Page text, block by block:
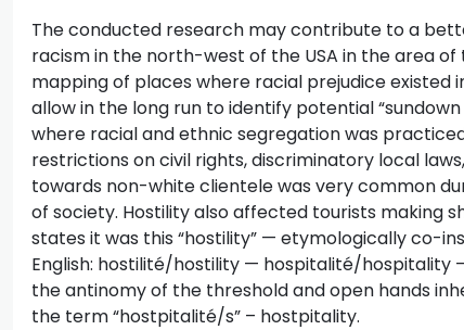
The conducted research may contribute to a
racism in the north-west of the USA in the area
mapping of places where racial prejudice existed
allow in the long run to identify potential
where racial and ethnic segregation was
restrictions on civil rights, discriminatory local
towards non-white clientele was very common
of society. Hostility also affected tourists making
states it was this “hostility” — etymologically co-
English: hostilité/hostility — hospitalité/
the antinomy of the threshold and open hands
the term “hostpitalité/s” – hostpitality.